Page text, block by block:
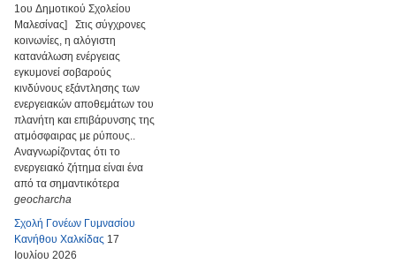
1ου Δημοτικού Σχολείου
Μαλεσίνας] Στις σύγχρονες
κοινωνίες, η αλόγιστη
κατανάλωση ενέργειας
εγκυμονεί σοβαρούς
κινδύνους εξάντλησης των
ενεργειακών αποθεμάτων του
πλανήτη και επιβάρυνσης της
ατμόσφαιρας με ρύπους..
Αναγνωρίζοντας ότι το
ενεργειακό ζήτημα είναι ένα
από τα σημαντικότερα
geocharcha
Σχολή Γονέων Γυμνασίου
Κανήθου Χαλκίδας 17
Ιουλίου 2026